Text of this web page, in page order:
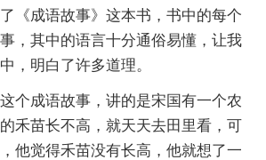
《成语故事》这本书，书中的每个
，其中的语言十分通俗易懂，让我
，明白了许多道理。
个成语故事，讲的是宋国有一个农
禾苗长不高，就天天去田里看，可
他觉得禾苗没有长高，他就想了一